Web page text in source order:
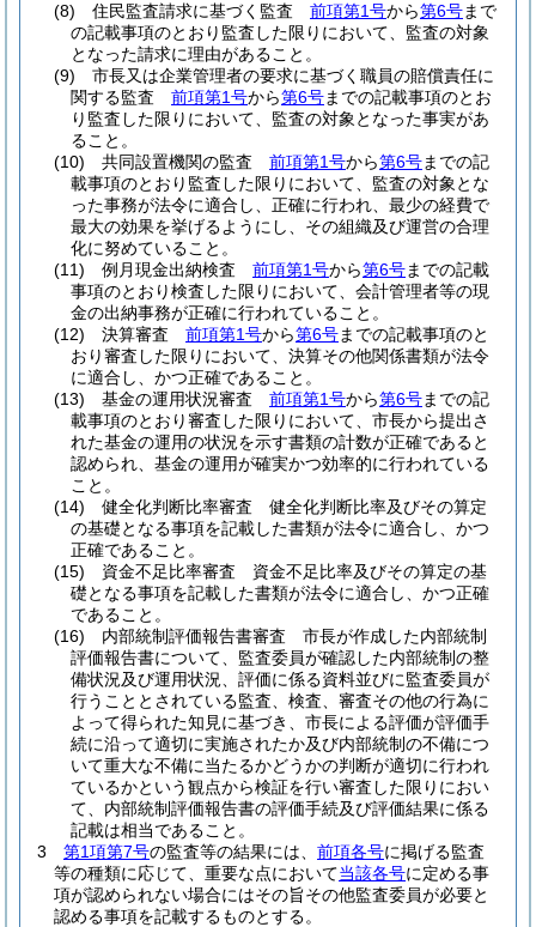
(8)
住民監査請求に基づく監査 前項第1号から第6号まで
の記載事項のとおり監査した限りにおいて、監査の対象
となった請求に理由があること。
(9)
市長又は企業管理者の要求に基づく職員の賠償責任に
関する監査 前項第1号から第6号までの記載事項のとお
り監査した限りにおいて、監査の対象となった事実があ
ること。
(10)
共同設置機関の監査 前項第1号から第6号までの記
載事項のとおり監査した限りにおいて、監査の対象とな
った事務が法令に適合し、正確に行われ、最少の経費で
最大の効果を挙げるようにし、その組織及び運営の合理
化に努めていること。
(11)
例月現金出納検査 前項第1号から第6号までの記載
事項のとおり検査した限りにおいて、会計管理者等の現
金の出納事務が正確に行われていること。
(12)
決算審査 前項第1号から第6号までの記載事項のと
おり審査した限りにおいて、決算その他関係書類が法令
に適合し、かつ正確であること。
(13)
基金の運用状況審査 前項第1号から第6号までの記
載事項のとおり審査した限りにおいて、市長から提出さ
れた基金の運用の状況を示す書類の計数が正確であると
認められ、基金の運用が確実かつ効率的に行われている
こと。
(14)
健全化判断比率審査 健全化判断比率及びその算定
の基礎となる事項を記載した書類が法令に適合し、かつ
正確であること。
(15)
資金不足比率審査 資金不足比率及びその算定の基
礎となる事項を記載した書類が法令に適合し、かつ正確
であること。
(16)
内部統制評価報告書審査 市長が作成した内部統制
評価報告書について、監査委員が確認した内部統制の整
備状況及び運用状況、評価に係る資料並びに監査委員が
行うこととされている監査、検査、審査その他の行為に
よって得られた知見に基づき、市長による評価が評価手
続に沿って適切に実施されたか及び内部統制の不備につ
いて重大な不備に当たるかどうかの判断が適切に行われ
ているかという観点から検証を行い審査した限りにおい
て、内部統制評価報告書の評価手続及び評価結果に係る
記載は相当であること。
3
第1項第7号の監査等の結果には、 前項各号に掲げる監査
等の種類に応じて、重要な点において当該各号に定める事
項が認められない場合にはその旨その他監査委員が必要と
認める事項を記載するものとする。